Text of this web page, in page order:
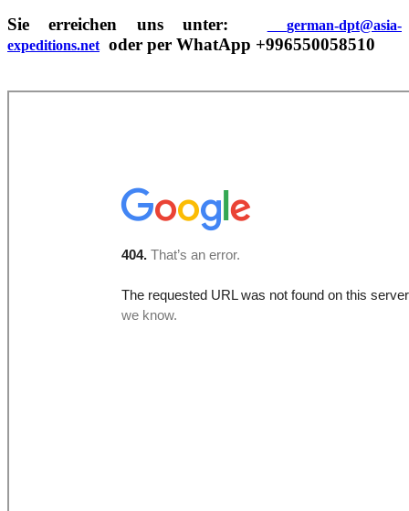
Sie erreichen uns unter:
german-dpt@asia-
expeditions.net oder per WhatApp +996550058510